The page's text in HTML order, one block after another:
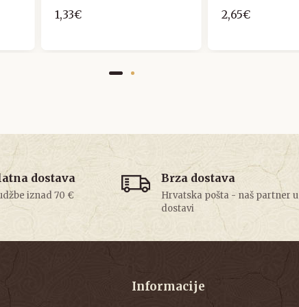
1,33€ 2,65€
dostava
iznad 70 €
Brza dostava
Hrvatska pošta - naš partner u
dostavi
Informacije